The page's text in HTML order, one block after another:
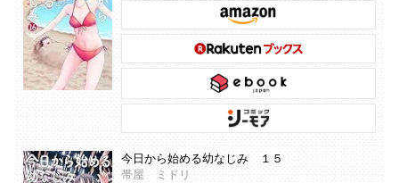
今日から始める幼なじみ １５
帯屋 ミドリ